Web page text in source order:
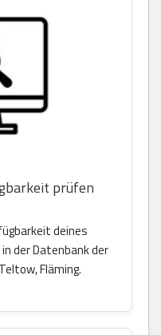
prüfen
deines
der Datenbank der
Fläming.